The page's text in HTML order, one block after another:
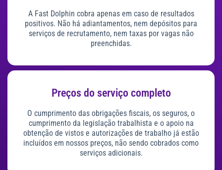
A Fast Dolphin cobra apenas em caso de resultados
positivos. Não há adiantamentos, nem depósitos para
serviços de recrutamento, nem taxas por vagas não
preenchidas.
Preços do serviço completo
O cumprimento das obrigações fiscais, os seguros, o
cumprimento da legislação trabalhista e o apoio na
obtenção de vistos e autorizações de trabalho já estão
incluídos em nossos preços, não sendo cobrados como
serviços adicionais.